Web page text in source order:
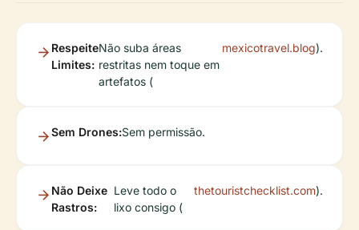
Respeite
Limites:
Não suba áreas
restritas nem toque em
artefatos (
mexicotravel.blog).
Sem Drones:Sem permissão.
Não Deixe
Rastros:
Leve todo o
lixo consigo (
thetouristchecklist.com).